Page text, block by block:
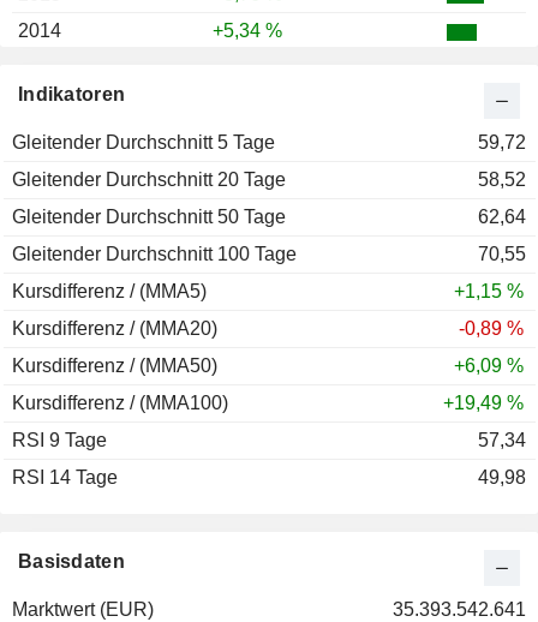
Basisdaten
Marktwert (EUR)
35.393.542.641
Indikatoren
Gleitender Durchschnitt 5 Tage
59,72
Gleitender Durchschnitt 20 Tage
58,52
Gleitender Durchschnitt 50 Tage
62,64
Gleitender Durchschnitt 100 Tage
70,55
Kursdifferenz / (MMA5)
+1,15 %
Kursdifferenz / (MMA20)
-0,89 %
Kursdifferenz / (MMA50)
+6,09 %
Kursdifferenz / (MMA100)
+19,49 %
RSI 9 Tage
57,34
RSI 14 Tage
49,98
2014
+5,34 %
2012
2011
-12,05 %
2010
+85,06 %
2009
+47,15 %
2008
-48,97 %
2007
2006
+17,44 %
2005
+11,60 %
2004
-9,66 %
2003
2002
2000